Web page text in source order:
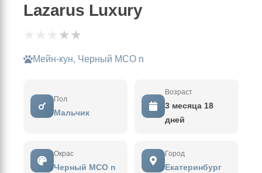
Lazarus Luxury
★★
Мейн-кун, Черный MCO n
Пол
Мальчик
Возраст
3 месяца 18
дней
Окрас
Черный MCO n
Город
Екатеринбург